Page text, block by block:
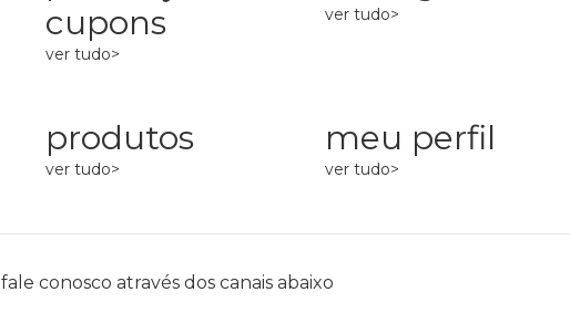
cupons
ver tudo>
ver tudo>
produtos
ver tudo>
meu perfil
ver tudo>
fale conosco através dos canais abaixo